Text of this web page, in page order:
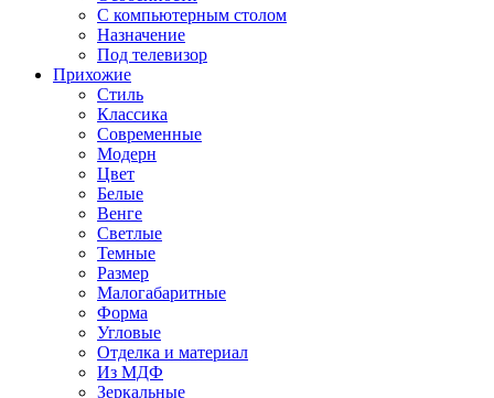
С компьютерным столом
Назначение
Под телевизор
Прихожие
Стиль
Классика
Современные
Модерн
Цвет
Белые
Венге
Светлые
Темные
Размер
Малогабаритные
Форма
Угловые
Отделка и материал
Из МДФ
Зеркальные